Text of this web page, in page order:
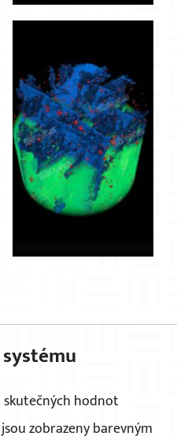
skutečných hodnot
zobrazeny barevným